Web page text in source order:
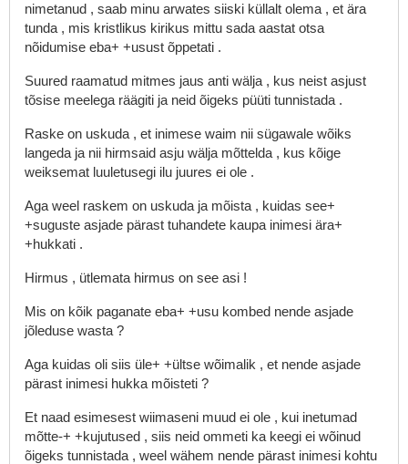
nimetanud , saab minu arwates siiski küllalt olema , et ära
tunda , mis kristlikus kirikus mittu sada aastat otsa
nõidumise eba+ +usust õppetati .
Suured raamatud mitmes jaus anti wälja , kus neist asjust
tõsise meelega räägiti ja neid õigeks püüti tunnistada .
Raske on uskuda , et inimese waim nii sügawale wõiks
langeda ja nii hirmsaid asju wälja mõttelda , kus kõige
weiksemat luuletusegi ilu juures ei ole .
Aga weel raskem on uskuda ja mõista , kuidas see+
+suguste asjade pärast tuhandete kaupa inimesi ära+
+hukkati .
Hirmus , ütlemata hirmus on see asi !
Mis on kõik paganate eba+ +usu kombed nende asjade
jõleduse wasta ?
Aga kuidas oli siis üle+ +ültse wõimalik , et nende asjade
pärast inimesi hukka mõisteti ?
Et naad esimesest wiimaseni muud ei ole , kui inetumad
mõtte-+ +kujutused , siis neid ommeti ka keegi ei wõinud
õigeks tunnistada , weel wähem nende pärast inimesi kohtu